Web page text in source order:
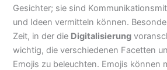
Gesichter; sie sind
und Ideen vermitteln können.
Zeit, in der die Digitalisierung
wichtig, die verschiedenen Facetten
Emojis zu beleuchten. Emojis können